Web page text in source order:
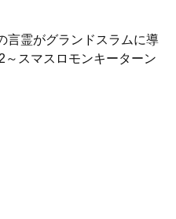
言霊がグランドスラムに導
～スマスロモンキーターン